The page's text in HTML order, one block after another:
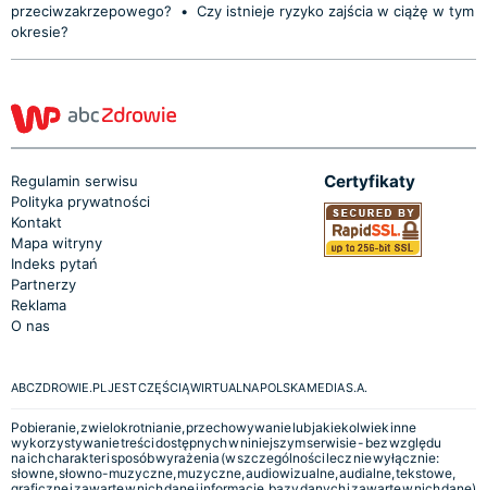
przeciwzakrzepowego?
• Czy istnieje ryzyko zajścia w ciążę w tym
okresie?
Regulamin serwisu
Polityka prywatności
Kontakt
Mapa witryny
Indeks pytań
Partnerzy
Reklama
O nas
Certyfikaty
ABCZDROWIE.PL JEST CZĘŚCIĄ WIRTUALNA POLSKA MEDIA S.A.
Pobieranie, zwielokrotnianie, przechowywanie lub jakiekolwiek inne
wykorzystywanie treści dostępnych w niniejszym serwisie - bez względu
na ich charakter i sposób wyrażenia (w szczególności lecz nie wyłącznie:
słowne, słowno-muzyczne, muzyczne, audiowizualne, audialne, tekstowe,